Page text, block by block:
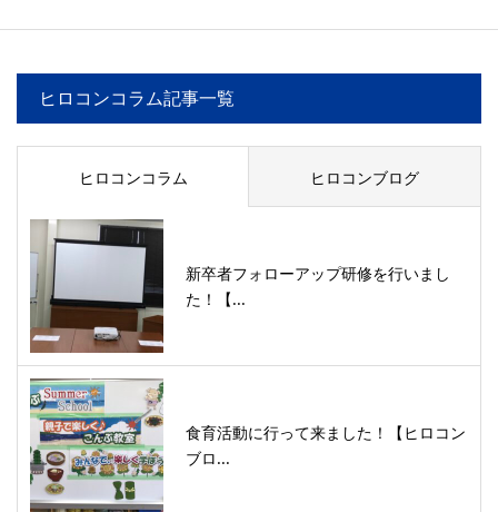
ヒロコンコラム記事一覧
ヒロコンコラム ヒロコンブログ
新卒者フォローアップ研修を行いまし
た！【...
食育活動に行って来ました！【ヒロコン
ブロ...